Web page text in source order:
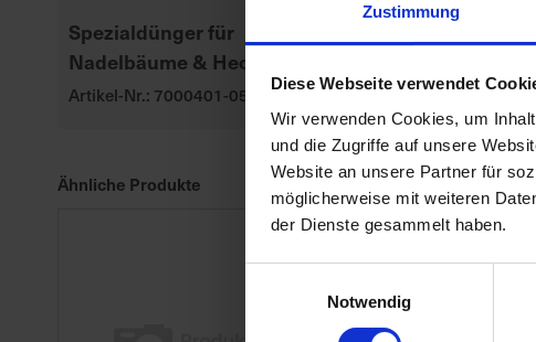
Zustimmung
Diese Webseite verwendet
Wir verwenden Cookies, um
und die Zugriffe auf unsere
Website an unsere Partner für
möglicherweise mit weiteren
der Dienste gesammelt haben.
Notwendig
Spezialdünger für
Nadelbäume & Hecken
Artikel-Nr.: 7000401-05-cfg Artikel-Nr.: 7000226-
Ähnliche Produkte